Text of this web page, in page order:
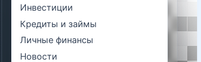
Инвестиции
Кредиты и займы
Личные финансы
Новости